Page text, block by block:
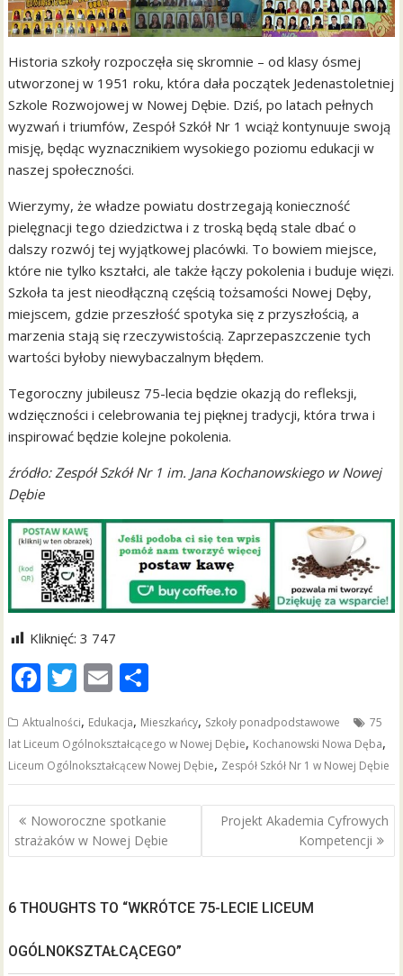
Historia szkoły rozpoczęła się skromnie – od klasy ósmej
utworzonej w 1951 roku, która dała początek Jedenastoletniej
Szkole Rozwojowej w Nowej Dębie. Dziś, po latach pełnych
wyzwań i triumfów, Zespół Szkół Nr 1 wciąż kontynuuje swoją
misję, będąc wyznacznikiem wysokiego poziomu edukacji w
naszej społeczności.
Wierzymy, że władze powiatu dostrzegają konieczność
pielęgnacji tego dziedzictwa i z troską będą stale dbać o
dalszy rozwój tej wyjątkowej placówki. To bowiem miejsce,
które nie tylko kształci, ale także łączy pokolenia i buduje więzi.
Szkoła ta jest nieodłączną częścią tożsamości Nowej Dęby,
miejscem, gdzie przeszłość spotyka się z przyszłością, a
marzenia stają się rzeczywistością. Zaprzepaszczenie tych
wartości byłoby niewybaczalnym błędem.
Tegoroczny jubileusz 75-lecia będzie okazją do refleksji,
wdzięczności i celebrowania tej pięknej tradycji, która trwa i
inspirować będzie kolejne pokolenia.
źródło: Zespół Szkół Nr 1 im. Jana Kochanowskiego w Nowej
Dębie
Kliknięć: 3 747
F
ac
e
b
o
o
k
T
w
itt
er
E
m
ai
l
ar
e
Aktualności, Edukacja, Mieszkańcy, Szkoły ponadpodstawowe
75
lat Liceum Ogólnokształcącego w Nowej Dębie, Kochanowski Nowa Dęba,
Liceum Ogólnokształcącew Nowej Dębie, Zespół Szkół Nr 1 w Nowej Dębie
Nawigacja
wpisu
Noworoczne spotkanie
strażaków w Nowej Dębie
Projekt Akademia Cyfrowych
Kompetencji
6 THOUGHTS TO “WKRÓTCE 75-LECIE LICEUM
OGÓLNOKSZTAŁCĄCEGO”